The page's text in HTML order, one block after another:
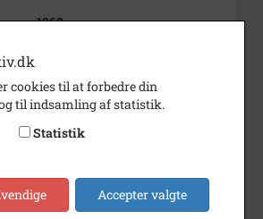
1963
Ukendt
9x12
Sogn (1000-2050)
Finderup Sogn (Kalundborg
cookies til at forbedre din
til indsamling af statistik.
Statistik
Accepter valgte